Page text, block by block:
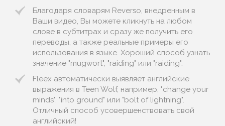
Благодаря словарям Reverso, внедренным в
Ваши видео, Вы можете кликнуть на любом
слове в субтитрах и сразу же получить его
переводы, а также реальные примеры его
использования в языке. Хороший способ узнать
значение "mugwort", "raiding" или "raiding".
Fleex автоматически выявляет английские
выражения в Teen Wolf, например, "change your
minds", "into ground" или "bolt of lightning".
Отличный способ усовершенствовать свой
английский!